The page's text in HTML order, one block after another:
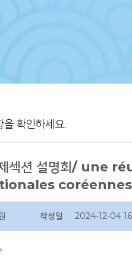
을 확인하세요.
제섹션 설명회/
coréennes
작성일 2024-12-04